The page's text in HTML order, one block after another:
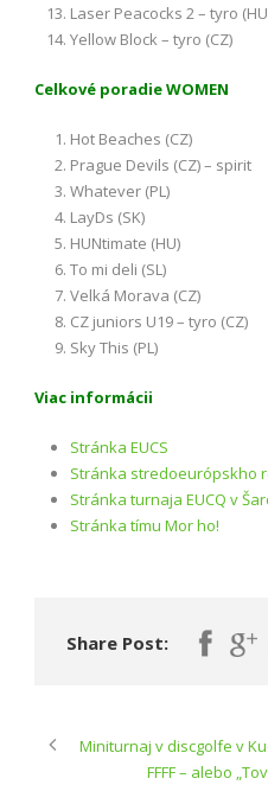
Laser Peacocks 2 – tyro
Yellow Block – tyro (CZ)
Celkové poradie WOMEN
Hot Beaches (CZ)
Prague Devils (CZ) – spirit
Whatever (PL)
LayDs (SK)
HUNtimate (HU)
To mi deli (SL)
Velká Morava (CZ)
CZ juniors U19 – tyro (CZ)
Sky This (PL)
Viac informácii
Stránka EUCS
Stránka stredoeurópskho
Stránka turnaja EUCQ v
Stránka tímu Mor ho!
Share Post:
Miniturnaj v discgolfe v
FFFF – alebo